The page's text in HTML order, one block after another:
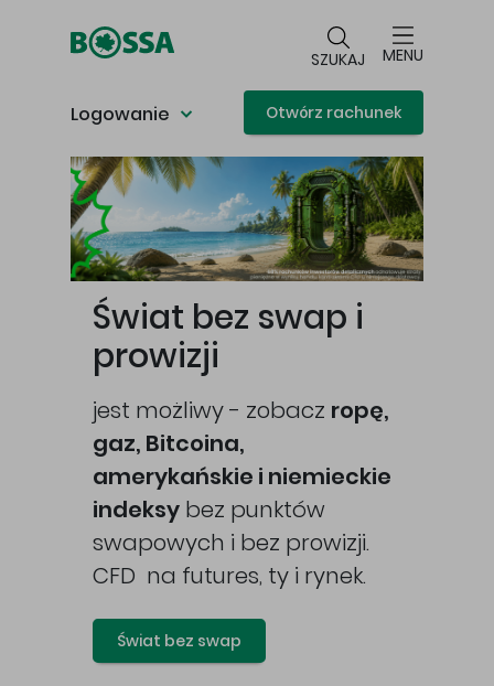
SZUKAJ MENU
Logowanie Otwórz rachunek
Główna treść
Świat bez swap i
prowizji
jest możliwy - zobacz ropę,
gaz, Bitcoina,
amerykańskie i niemieckie
indeksy bez punktów
swapowych i bez prowizji.
CFD na futures, ty i rynek.
Świat bez swap